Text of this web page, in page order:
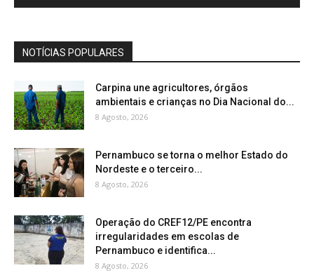
NOTÍCIAS POPULARES
Carpina une agricultores, órgãos
ambientais e crianças no Dia Nacional do...
8 Agosto, 2026
Pernambuco se torna o melhor Estado do
Nordeste e o terceiro...
8 Agosto, 2026
Operação do CREF12/PE encontra
irregularidades em escolas de
Pernambuco e identifica...
8 Agosto, 2026